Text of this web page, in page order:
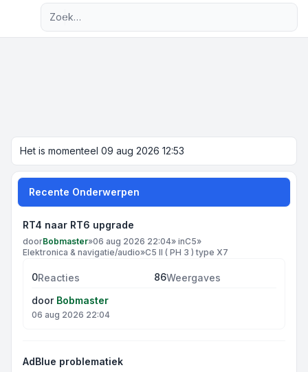
Het is momenteel 09 aug 2026 12:53
Recente Onderwerpen
RT4 naar RT6 upgrade
doorBobmaster»06 aug 2026 22:04» inC5»
Elektronica & navigatie/audio»C5 II ( PH 3 ) type X7
0Reacties 86Weergaves
door Bobmaster
06 aug 2026 22:04
AdBlue problematiek